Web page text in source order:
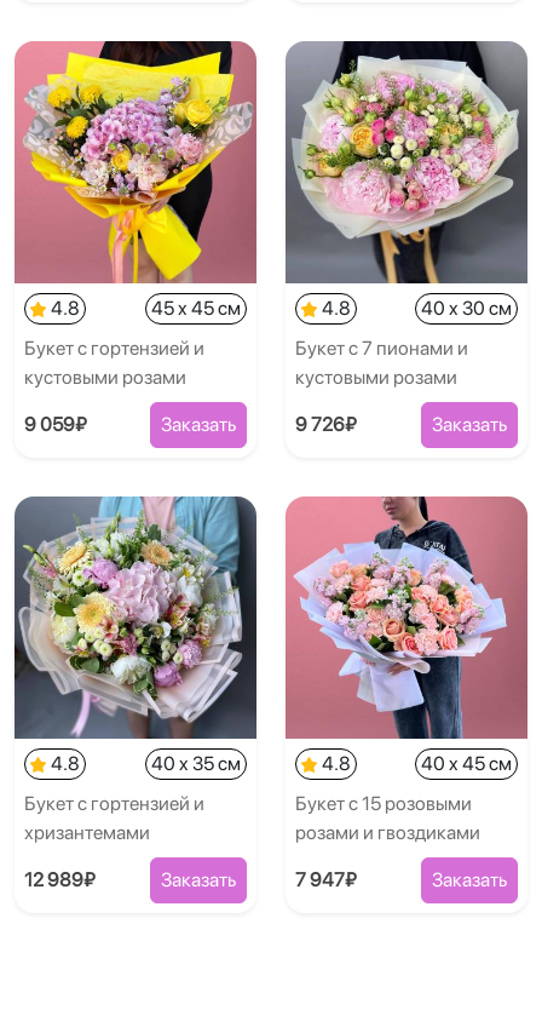
4.8
45 x 45 см
Букет с гортензией и
кустовыми розами
9 059₽ Заказать
4.8
40 x 30 см
Букет с 7 пионами и
кустовыми розами
9 726₽ Заказать
4.8
40 x 35 см
Букет с гортензией и
хризантемами
12 989₽ Заказать
4.8
40 x 45 см
Букет с 15 розовыми
розами и гвоздиками
7 947₽ Заказать